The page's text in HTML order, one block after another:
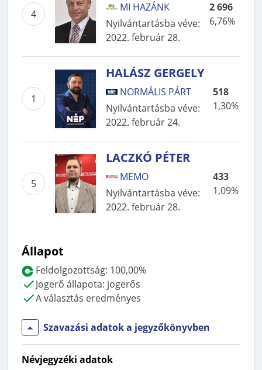
4
MI HAZÁNK
Nyilvántartásba véve:
2022. február 28.
2 696
6,76%
1
HALÁSZ GERGELY
NORMÁLIS PÁRT
Nyilvántartásba véve:
2022. február 24.
518
1,30%
5
LACZKÓ PÉTER
MEMO
Nyilvántartásba véve:
2022. február 28.
433
1,09%
Állapot
Feldolgozottság: 100,00%
Jogerő állapota: jogerős
A választás eredményes
Szavazási adatok a jegyzőkönyvben
Névjegyzéki adatok